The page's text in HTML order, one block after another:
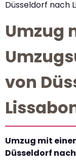
Düsseldorf nach
Umzug
von
Umzug mit
Düsseldorf